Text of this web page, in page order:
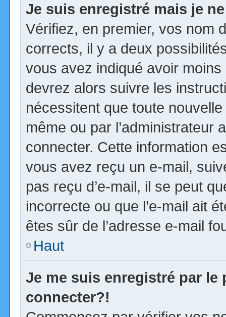
Je suis enregistré mais je
Vérifiez, en premier, vos nom
corrects, il y a deux
vous avez indiqué avoir
devrez alors suivre les
nécessitent que toute
même ou par l’administrateur
connecter. Cette information
vous avez reçu un e-mail,
pas reçu d’e-mail, il se peut
incorrecte ou que l’e-mail ait
êtes sûr de l’adresse e-mail
Haut
Je me suis enregistré par le
connecter?!